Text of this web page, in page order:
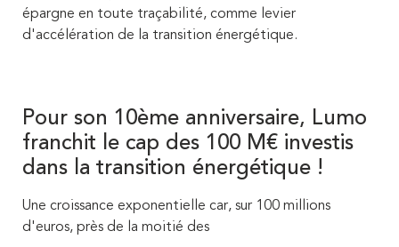
épargne en toute traçabilité, comme levier
d'accélération de la transition énergétique.
Pour son 10ème anniversaire, Lumo
franchit le cap des 100 M€ investis
dans la transition énergétique !
Une croissance exponentielle car, sur 100 millions
d'euros, près de la moitié des